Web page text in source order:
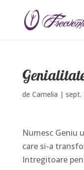
de Camelia | sept.
Numesc Geniu
care si-a
Intregitoare